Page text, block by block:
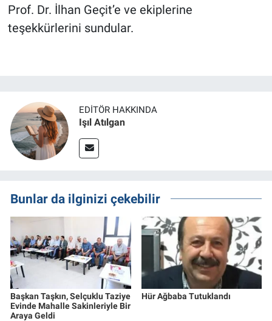
Prof. Dr. İlhan Geçit’e ve ekiplerine
teşekkürlerini sundular.
EDITÖR HAKKINDA
Işıl Atılgan
Bunlar da ilginizi çekebilir
Başkan Taşkın, Selçuklu Taziye
Evinde Mahalle Sakinleriyle Bir
Araya Geldi
Hür Ağbaba Tutuklandı